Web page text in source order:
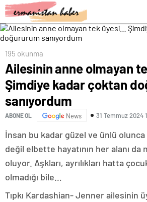
195 okunma
Ailesinin anne olmayan
Şimdiye kadar çoktan
sanıyordum
ABONE OL News 31 Temmuz 2024
İnsan bu kadar güzel ve ünlü
değil elbette hayatının her alanı da
oluyor. Aşkları, ayrılıkları hatta
olmadığı bile…
Tıpkı Kardashian- Jenner ailesinin